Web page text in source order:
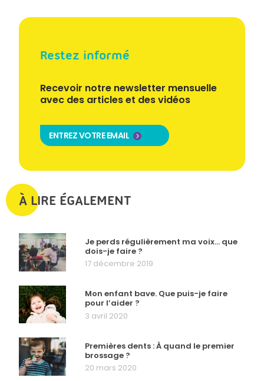
Restez informé
Recevoir notre newsletter mensuelle
avec des articles et des vidéos
ENTREZ VOTRE EMAIL
À LIRE ÉGALEMENT
Je perds régulièrement ma voix… que
dois-je faire ?
17 décembre 2019
Mon enfant bave. Que puis-je faire
pour l’aider ?
3 avril 2020
Premières dents : À quand le premier
brossage ?
20 mars 2020